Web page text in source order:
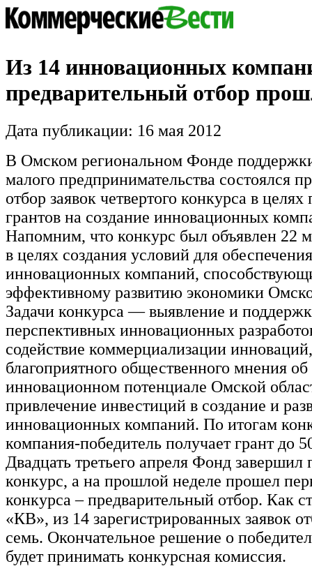
Из 14 инновационных
предварительный отбор
Дата публикации: 16 мая 2012
В Омском региональном Фонде
малого предпринимательства состоялся
отбор заявок четвертого конкурса в целях
грантов на создание инновационных
Напомним, что конкурс был объявлен 22
в целях создания условий для
инновационных компаний,
эффективному развитию экономики
Задачи конкурса — выявление и
перспективных инновационных
содействие коммерциализации
благоприятного общественного мнения об
инновационном потенциале Омской
привлечение инвестиций в создание и
инновационных компаний. По итогам
компания-победитель получает грант до
Двадцать третьего апреля Фонд завершил
конкурс, а на прошлой неделе прошел
конкурса – предварительный отбор. Как
«КВ», из 14 зарегистрированных заявок
семь. Окончательное решение о
будет принимать конкурсная комиссия.